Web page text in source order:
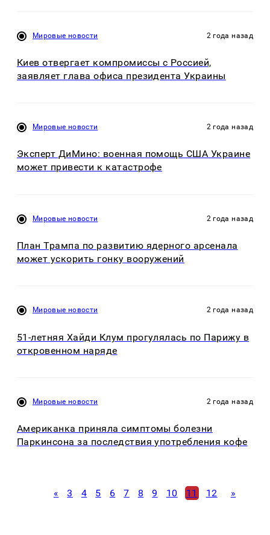
Мировые новости 2 года назад
Киев отвергает компромиссы с Россией,
заявляет глава офиса президента Украины
Мировые новости 2 года назад
Эксперт ДиМино: военная помощь США Украине
может привести к катастрофе
Мировые новости 2 года назад
План Трампа по развитию ядерного арсенала
может ускорить гонку вооружений
Мировые новости 2 года назад
51-летняя Хайди Клум прогулялась по Парижу в
откровенном наряде
Мировые новости 2 года назад
Американка приняла симптомы болезни
Паркинсона за последствия употребления кофе
« 3 4 5 6 7 8 9 10 11 12 »